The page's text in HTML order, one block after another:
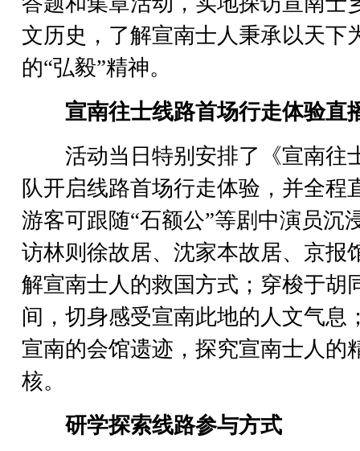
文历史，了解宣南士人秉承以天下
的“弘毅”精神。
宣南往士线路首场行走体验直
活动当日特别安排了《宣南往
队开启线路首场行走体验，并全程
游客可跟随“石额公”等剧中演员沉
访林则徐故居、沈家本故居、京报
解宣南士人的救国方式；穿梭于胡
间，切身感受宣南此地的人文气息
宣南的会馆遗迹，探究宣南士人的
核。
研学探索线路参与方式